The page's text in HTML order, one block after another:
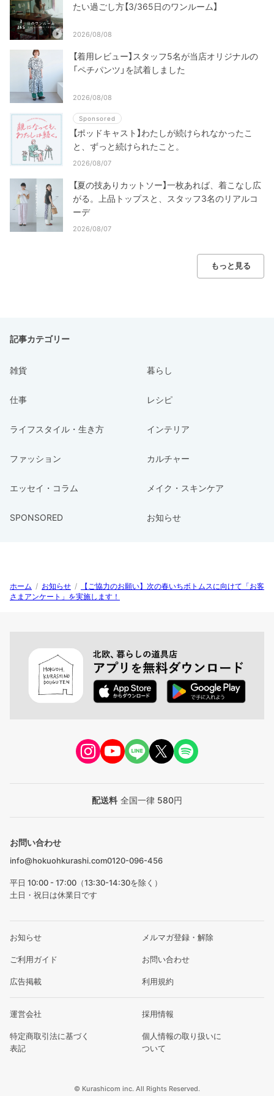
たい過ごし方【3/365日のワンルーム】
2026/08/08
【着用レビュー】スタッフ5名が当店オリジナルの
「ペチパンツ」を試着しました
2026/08/08
Sponsored
【ポッドキャスト】わたしが続けられなかったこ
と、ずっと続けられたこと。
2026/08/07
【夏の技ありカットソー】一枚あれば、着こなし広
がる。上品トップスと、スタッフ3名のリアルコ
ーデ
2026/08/07
もっと見る
記事カテゴリー
雑貨 暮らし
仕事 レシピ
ライフスタイル・生き方 インテリア
ファッション カルチャー
エッセイ・コラム メイク・スキンケア
SPONSORED お知らせ
ホーム / お知らせ /
【ご協力のお願い】次の春いちボトムスに向けて「お客
さまアンケート」を実施します！
配送料 全国一律 580円
お問い合わせ
info@hokuohkurashi.com0120-096-456
平日 10:00 - 17:00（13:30-14:30を除く）
土日・祝日は休業日です
お知らせ メルマガ登録・解除
ご利用ガイド お問い合わせ
広告掲載 利用規約
運営会社 採用情報
特定商取引法に基づく
表記
個人情報の取り扱いに
ついて
© Kurashicom inc. All Rights Reserved.